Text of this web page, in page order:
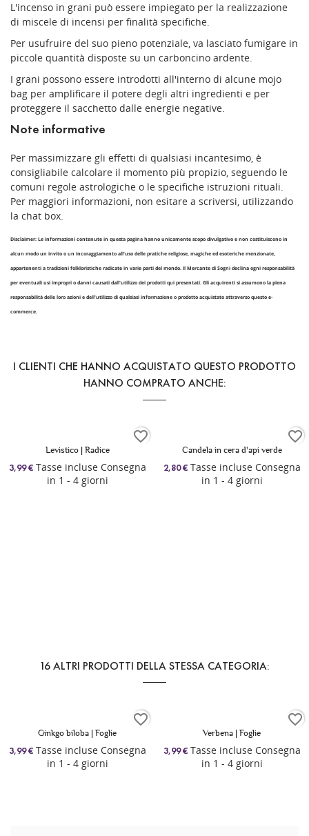
L'incenso in grani può essere impiegato per la realizzazione
di miscele di incensi per finalità specifiche.
Per usufruire del suo pieno potenziale, va lasciato fumigare in
piccole quantità disposte su un carboncino ardente.
I grani possono essere introdotti all'interno di alcune mojo
bag per amplificare il potere degli altri ingredienti e per
proteggere il sacchetto dalle energie negative.
Note informative
Per massimizzare gli effetti di qualsiasi incantesimo, è
consigliabile calcolare il momento più propizio, seguendo le
comuni regole astrologiche o le specifiche istruzioni rituali.
Per maggiori informazioni, non esitare a scriversi, utilizzando
la chat box.
Disclaimer: Le informazioni contenute in questa pagina hanno unicamente scopo divulgativo e non costituiscono in
alcun modo un invito o un incoraggiamento all'uso delle pratiche religiose, magiche ed esoteriche menzionate,
appartenenti a tradizioni folkloristiche radicate in varie parti del mondo. Il Mercante di Sogni declina ogni responsabilità
per eventuali usi impropri o danni causati dall'utilizzo dei prodotti qui presentati. Gli acquirenti si assumono la piena
responsabilità delle loro azioni e dell'utilizzo di qualsiasi informazione o prodotto acquistato attraverso questo e-
commerce.
I CLIENTI CHE HANNO ACQUISTATO QUESTO PRODOTTO
HANNO COMPRATO ANCHE:
Levistico | Radice
3,99 €Tasse incluse Consegna
in 1 - 4 giorni
favorite_border
Candela in cera d'api verde
2,80 €Tasse incluse Consegna
in 1 - 4 giorni
favorite_border
16 ALTRI PRODOTTI DELLA STESSA CATEGORIA:
Ginkgo biloba | Foglie
3,99 €Tasse incluse Consegna
in 1 - 4 giorni
favorite_border
Verbena | Foglie
3,99 €Tasse incluse Consegna
in 1 - 4 giorni
favorite_border